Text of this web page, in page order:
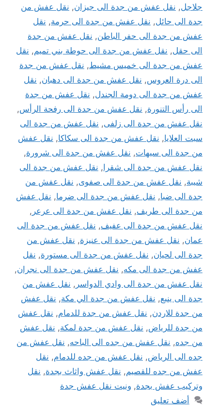
جلاجل, نقل عفش من جدة الى جيزان, نقل عفش من
جدة الى حائل, نقل عفش من جدة الى حرمة, نقل
عفش من جدة الى حفر الباطن, نقل عفش من جدة
الى حقل, نقل عفش من جدة الى حوطة بني تميم, نقل
عفش من جدة الى خميس مشيط, نقل عفش من جدة
الى درة العروس, نقل عفش من جدة الى دهبان, نقل
عفش من جدة الى دومة الجندل, نقل عفش من جدة
الى رأس التنورة, نقل عفش من جدة الى رفحة الرأس,
نقل عفش من جدة الى زلفى, نقل عفش من جدة الى
سبت العلايا, نقل عفش من جدة الى سكاكا, نقل عفش
من جدة الى سيهات, نقل عفش من جدة الى شرورة,
نقل عفش من جدة الى شقرا, نقل عفش من جدة الى
شيبة, نقل عفش من جدة الى صفوى, نقل عفش من
جدة الى ضبا, نقل عفش من جدة الى ضرما, نقل عفش
من جدة الى طريف, نقل عفش من جدة الى عرعر ,
نقل عفش من جدة الى عفيف, نقل عفش من جدة الى
عمان, نقل عفش من جدة الى عنيزة, نقل عفش من
جدة الى لحيان, نقل عفش من جدة الى مستورة, نقل
عفش من جدة الى مكه, نقل عفش من جدة الى نجران,
نقل عفش من جدة الى وادي الدواسر , نقل عفش من
جدة الى ينبع, نقل عفش من جدة الي مكة, نقل عفش
من جدة للاردن, نقل عفش من جدة للدمام, نقل عفش
من جدة للرياض, نقل عفش من جدة لمكة, نقل عفش
من جده, نقل عفش من جده الى الباحه, نقل عفش من
جده الى الرياض, نقل عفش من جده للدمام, نقل
عفش من جده للقصيم, نقل عفش واثاث بجدة, نقل
وتركيب عفش بجدة, ونيت نقل عفش جدة
أضف تعليق